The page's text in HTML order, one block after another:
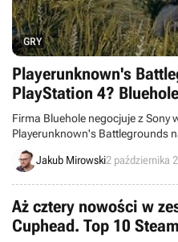
GRY
Playerunknown's
PlayStation 4?
Firma Bluehole negocjuje z Sony
Playerunknown's Battlegrounds
koniec tego roku gra ma także
Jakub Mirowski2 października
Aż cztery nowości w
Cuphead. Top 10